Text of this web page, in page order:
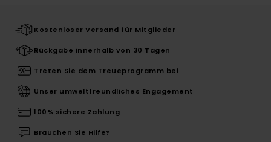
Kostenloser Versand für Mitglieder
Rückgabe innerhalb von 30 Tagen
Treten Sie dem Treueprogramm bei
Unser umweltfreundliches Engagement
100% sichere Zahlung
Brauchen Sie Hilfe?